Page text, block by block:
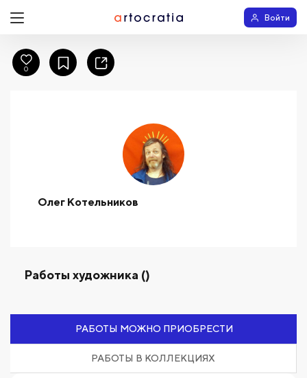
Войти
Олег Котельников
Работы художника ()
РАБОТЫ МОЖНО ПРИОБРЕСТИ
РАБОТЫ В КОЛЛЕКЦИЯХ
0